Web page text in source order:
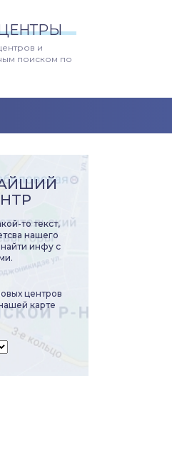
и
поиском по
то текст,
нашего
найти инфу с
центров
карте